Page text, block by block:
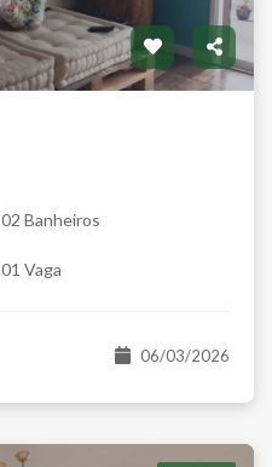
02 Banheiros
01 Vaga
06/03/2026